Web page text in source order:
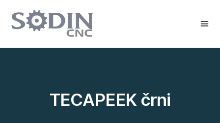
TECAPEEK črni